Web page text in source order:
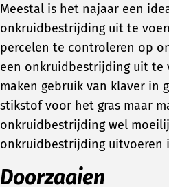
Meestal is het najaar een
onkruidbestrijding uit te
percelen te controleren op
een onkruidbestrijding uit te
maken gebruik van klaver in
stikstof voor het gras maar
onkruidbestrijding wel
onkruidbestrijding uitvoeren
Doorzaaien